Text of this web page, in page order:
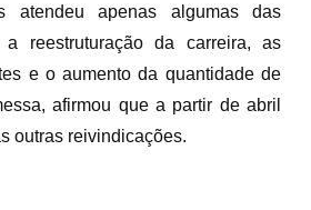
atendeu apenas algumas das
a reestruturação da carreira, as
e o aumento da quantidade de
afirmou que a partir de abril
outras reivindicações.